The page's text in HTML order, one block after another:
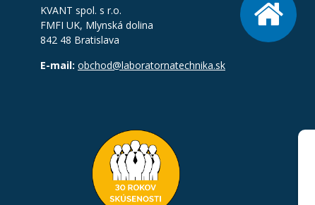
KVANT spol. s r.o.
FMFI UK, Mlynská dolina
842 48 Bratislava
E-mail: obchod@laboratornatechnika.sk